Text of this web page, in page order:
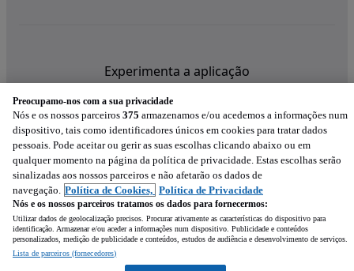
Experimenta a aplicação
Preocupamo-nos com a sua privacidade
Nós e os nossos parceiros 375 armazenamos e/ou acedemos a informações num
dispositivo, tais como identificadores únicos em cookies para tratar dados
pessoais. Pode aceitar ou gerir as suas escolhas clicando abaixo ou em
qualquer momento na página da política de privacidade. Estas escolhas serão
sinalizadas aos nossos parceiros e não afetarão os dados de
navegação. Política de Cookies, Política de Privacidade
Nós e os nossos parceiros tratamos os dados para fornecermos:
Utilizar dados de geolocalização precisos. Procurar ativamente as características do dispositivo para
identificação. Armazenar e/ou aceder a informações num dispositivo. Publicidade e conteúdos
personalizados, medição de publicidade e conteúdos, estudos de audiência e desenvolvimento de serviços.
Lista de parceiros (fornecedores)